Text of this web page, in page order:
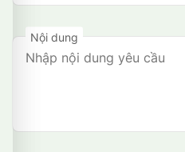
Nội dung